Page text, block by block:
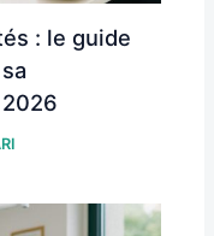
: le guide